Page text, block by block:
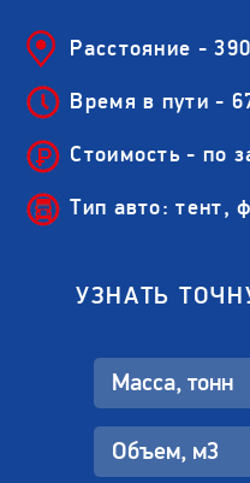
Расстояние -
Время в пути -
Стоимость - по
Тип авто: тент,
УЗНАТЬ